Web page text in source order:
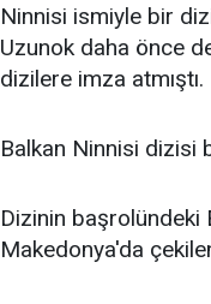
Ninnisi ismiyle bir
Uzunok daha önce
dizilere imza atmıştı.
Balkan Ninnisi dizisi
Dizinin başrolündeki
Makedonya'da